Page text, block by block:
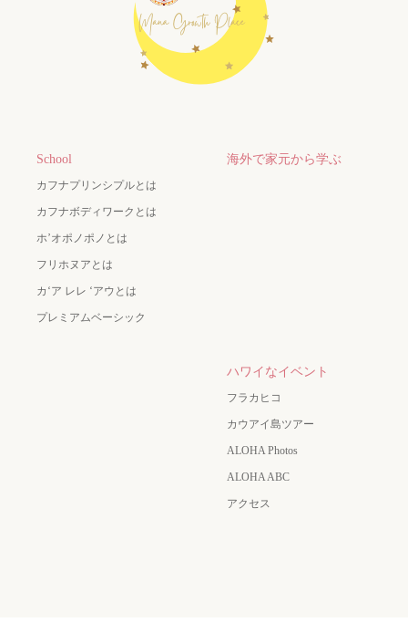
School
カフナプリンシプルとは
カフナボディワークとは
ホ’オポノポノとは
フリホヌアとは
カʻア レレ ʻアウとは
プレミアムベーシック
海外で家元から学ぶ
ハワイなイベント
フラカヒコ
カウアイ島ツアー
ALOHA Photos
ALOHA ABC
アクセス